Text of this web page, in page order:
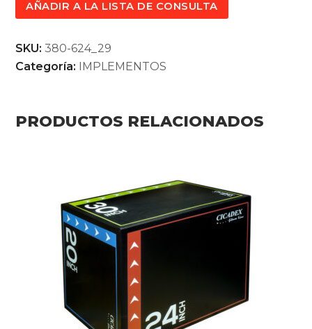
AÑADIR A LA LISTA DE CONSULTA
SKU: 380-624_29
Categoría:
IMPLEMENTOS
PRODUCTOS RELACIONADOS